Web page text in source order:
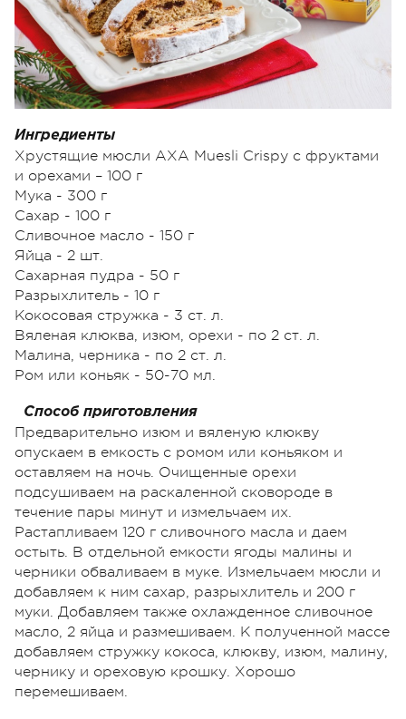
Ингредиенты
Хрустящие мюсли АХА Muesli Crispy с фруктами
и орехами – 100 г
Мука - 300 г
Сахар - 100 г
Сливочное масло - 150 г
Яйца - 2 шт.
Сахарная пудра - 50 г
Разрыхлитель - 10 г
Кокосовая стружка - 3 ст. л.
Вяленая клюква, изюм, орехи - по 2 ст. л.
Малина, черника - по 2 ст. л.
Ром или коньяк - 50-70 мл.
Способ приготовления
Предварительно изюм и вяленую клюкву
опускаем в емкость с ромом или коньяком и
оставляем на ночь. Очищенные орехи
подсушиваем на раскаленной сковороде в
течение пары минут и измельчаем их.
Растапливаем 120 г сливочного масла и даем
остыть. В отдельной емкости ягоды малины и
черники обваливаем в муке. Измельчаем мюсли и
добавляем к ним сахар, разрыхлитель и 200 г
муки. Добавляем также охлажденное сливочное
масло, 2 яйца и размешиваем. К полученной массе
добавляем стружку кокоса, клюкву, изюм, малину,
чернику и ореховую крошку. Хорошо
перемешиваем.